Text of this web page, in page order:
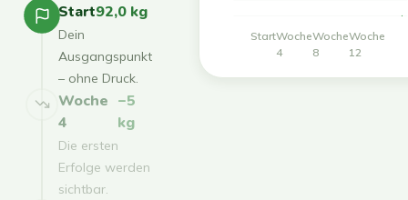
Start92,0 kg
Dein
Ausgangspunkt
– ohne Druck.
Woche
4
−5
kg
Die ersten
Erfolge werden
sichtbar.
StartWoche
4
Woche
8
Woche
12